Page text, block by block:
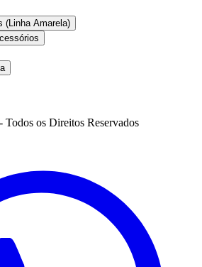
(Linha Amarela)
os Direitos Reservados